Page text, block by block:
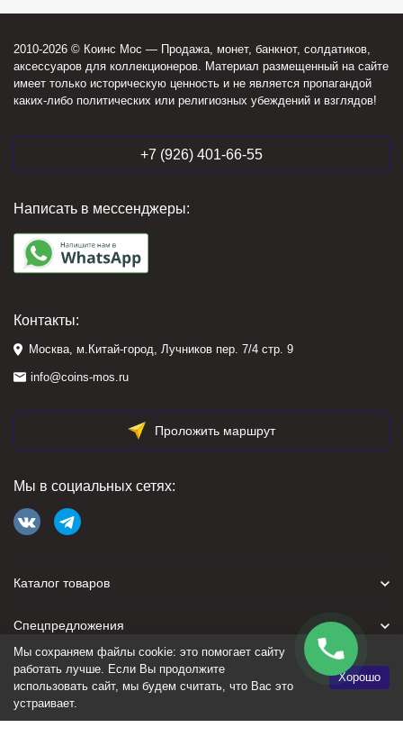
2010-2026 © Коинс Мос — Продажа, монет, банкнот, солдатиков,
аксессуаров для коллекционеров. Материал размещенный на сайте
имеет только историческую ценность и не является пропагандой
каких-либо политических или религиозных убеждений и взглядов!
+7 (926) 401-66-55
Написать в мессенджеры:
Контакты:
Москва, м.Китай-город, Лучников пер. 7/4 стр. 9
info@coins-mos.ru
Проложить маршрут
Мы в социальных сетях:
Каталог товаров
Спецпредложения
Для покупателя
Политика персональных данных
Мы сохраняем файлы cookie: это помогает сайту
работать лучше. Если Вы продолжите
использовать сайт, мы будем считать, что Вас это
устраивает.
Хорошо